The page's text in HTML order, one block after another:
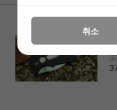
취소